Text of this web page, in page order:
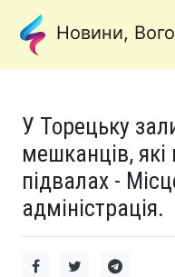
Новини,
У Торецьку
мешканців,
підвалах -
адміністрація.